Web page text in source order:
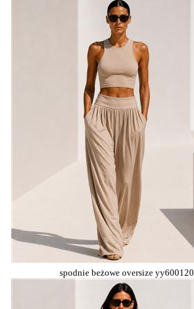
spodnie beżowe oversize yy600120